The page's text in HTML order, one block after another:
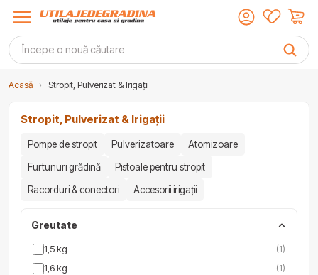
Acasă › Stropit, Pulverizat & Irigații
Stropit, Pulverizat & Irigații
Pompe de stropit Pulverizatoare
Atomizoare
Furtunuri grădină
Pistoale pentru stropit
Racorduri & conectori
Accesorii irigații
Greutate
1,5 kg (1)
1,6 kg (1)